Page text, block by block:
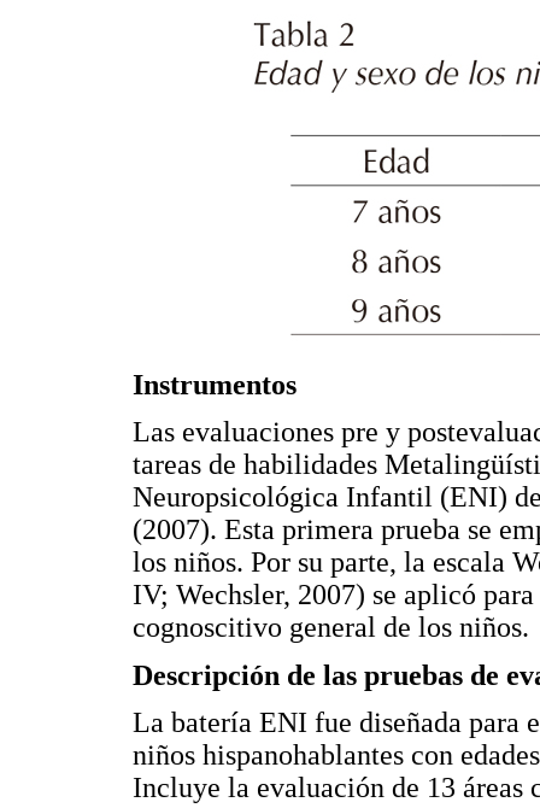
Instrumentos
Las evaluaciones pre y
tareas de habilidades
Neuropsicológica Infantil (ENI)
(2007). Esta primera prueba se
los niños. Por su parte, la escala
IV; Wechsler, 2007) se aplicó
cognoscitivo general de los niños.
Descripción de las pruebas de
La batería ENI fue diseñada para
niños hispanohablantes con
Incluye la evaluación de 13 áreas